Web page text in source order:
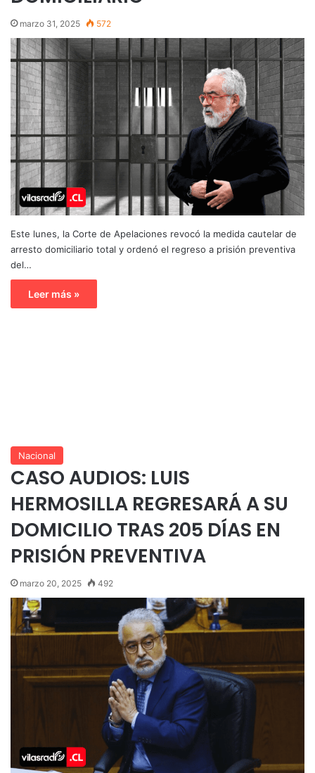
marzo 31, 2025 572
Este lunes, la Corte de Apelaciones revocó la medida cautelar de
arresto domiciliario total y ordenó el regreso a prisión preventiva
del…
Leer más »
Nacional
CASO AUDIOS: LUIS
HERMOSILLA REGRESARÁ A SU
DOMICILIO TRAS 205 DÍAS EN
PRISIÓN PREVENTIVA
marzo 20, 2025 492